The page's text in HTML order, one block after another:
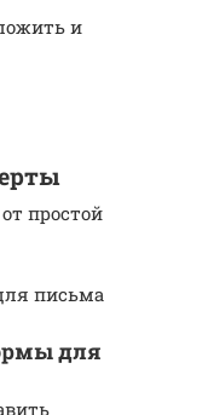
и
простой
письма
для